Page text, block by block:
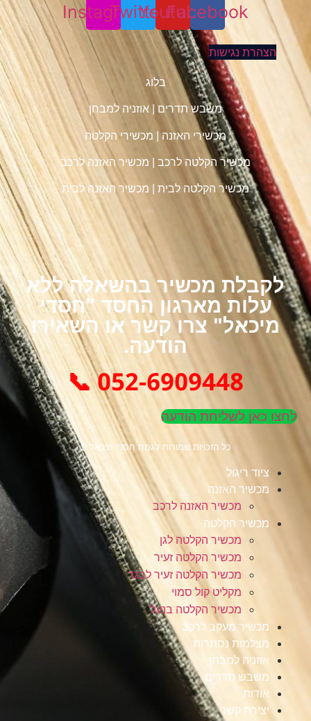
Facebook
Youtube
Twitter
Instagram
הצהרת נגישות
בלוג
משבש תדרים אוזניה למבחן
מכשירי האזנה| מכשירי הקלטה
מכשיר הקלטה לרכב מכשיר האזנה לרכב
מכשיר הקלטה לבית מכשיר האזנה לבית
לקבלת מכשיר בהשאלה ללא
עלות מארגון החסד "חסדי
מיכאל" צרו קשר או השאירו
הודעה.
052-6909448 📞
לחצו כאן לשליחת הודעה
כל הזכויות שמורות לגמח חסדי מיכאל ©
ציוד ריגול
מכשיר האזנה
מכשיר האזנה לרכב
מכשיר הקלטה
מכשיר הקלטה לגן
מכשיר הקלטה זעיר
מכשיר הקלטה זעיר לבגד
מקליט קול סמוי
מכשיר הקלטה בנעל
מכשיר מעקב לרכב
מצלמות נסתרות
אוזניה למבחן
משבש תדרים
אודות
יצירת קשר